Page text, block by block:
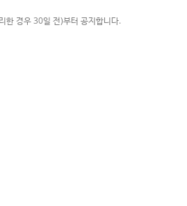
한 경우 30일 전)부터 공지합니다.